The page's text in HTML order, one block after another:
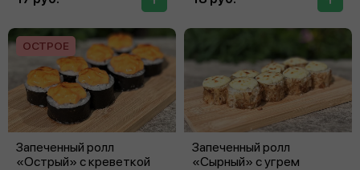
Запеченный ролл
«Острый» с креветкой
ОСТРОЕ
Запеченный ролл
«Сырный» с угрем